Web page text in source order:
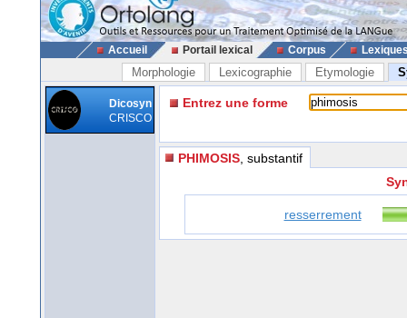
Accueil Portail lexical Corpus
Morphologie Lexicographie Etymologie
Dicosyn
CRISCO
Entrez une forme
PHIMOSIS , substantif
resserrement